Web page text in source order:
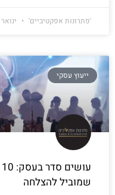
'פתרונות אפקטיביים' ינואר 30, 2022
ייעוץ עסקי
שמוביל להצלחה